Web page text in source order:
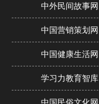
中外民间故事网
中国营销策划网
中国健康生活网
学习力教育智库